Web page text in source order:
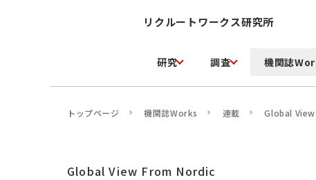
リクルートワークス研究所
研究 調査 機関誌
トップページ 機関誌Works 連載 Global
Global View From Nordic